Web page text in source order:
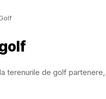
terenurile de golf